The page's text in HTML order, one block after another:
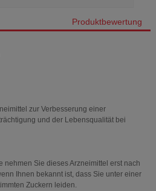
Produktbewertung
zur Verbesserung einer
und der Lebensqualität bei
nehmen Sie dieses Arzneimittel erst nach
Ihnen bekannt ist, dass Sie unter einer
Zuckern leiden.